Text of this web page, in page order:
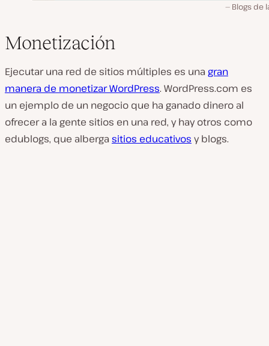
Blogs de
Monetización
Ejecutar una red de sitios múltiples es una gran
manera de monetizar WordPress. WordPress.com es
un ejemplo de un negocio que ha ganado dinero al
ofrecer a la gente sitios en una red, y hay otros como
edublogs, que alberga sitios educativos y blogs.